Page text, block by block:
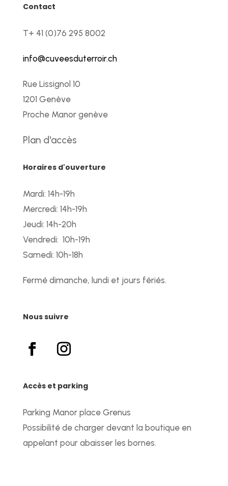
Contact
T+ 41 (0)76 295 8002
info@cuveesduterroir.ch
Rue Lissignol 10
1201 Genève
Proche Manor genève
Plan d'accès
Horaires d'ouverture
Mardi: 14h-19h
Mercredi: 14h-19h
Jeudi: 14h-20h
Vendredi: 10h-19h
Samedi: 10h-18h
Fermé dimanche, lundi et jours fériés.
Nous suivre
Accès et parking
Parking Manor place Grenus
Possibilité de charger devant la boutique en
appelant pour abaisser les bornes.